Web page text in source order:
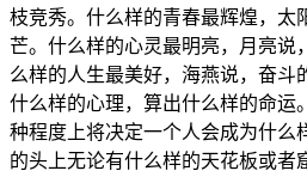
枝竞秀。什么样的青春最辉煌，太
芒。什么样的心灵最明亮，月亮说
么样的人生最美好，海燕说，奋斗
什么样的心理，算出什么样的命运
种程度上将决定一个人会成为什么
的头上无论有什么样的天花板或者